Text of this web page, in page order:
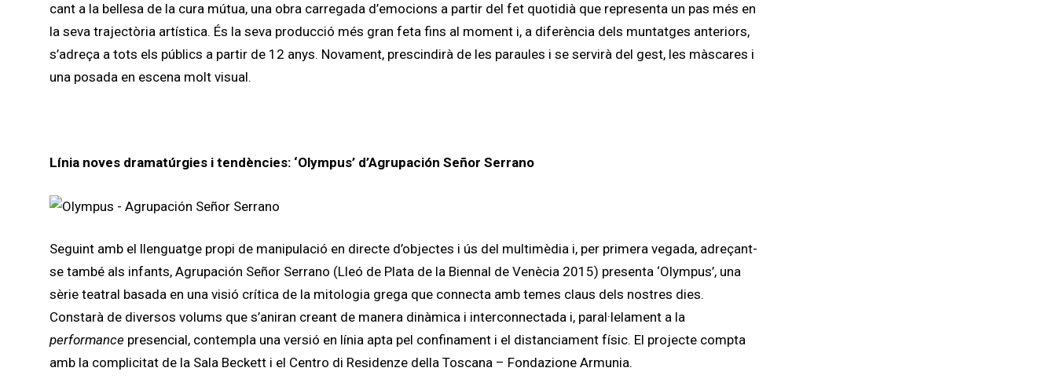
cant a la bellesa de la cura mútua, una obra carregada d’emocions a partir del fet quotidià que representa un pas més en
la seva trajectòria artística. És la seva producció més gran feta fins al moment i, a diferència dels muntatges anteriors,
s’adreça a tots els públics a partir de 12 anys. Novament, prescindirà de les paraules i se servirà del gest, les màscares i
una posada en escena molt visual.
Línia noves dramatúrgies i tendències: ‘Olympus’ d’Agrupación Señor Serrano
Seguint amb el llenguatge propi de manipulació en directe d’objectes i ús del multimèdia i, per primera vegada, adreçant-
se també als infants, Agrupación Señor Serrano (Lleó de Plata de la Biennal de Venècia 2015) presenta ‘Olympus’, una
sèrie teatral basada en una visió crítica de la mitologia grega que connecta amb temes claus dels nostres dies.
Constarà de diversos volums que s’aniran creant de manera dinàmica i interconnectada i, paral·lelament a la
performance presencial, contempla una versió en línia apta pel confinament i el distanciament físic. El projecte compta
amb la complicitat de la Sala Beckett i el Centro di Residenze della Toscana – Fondazione Armunia.